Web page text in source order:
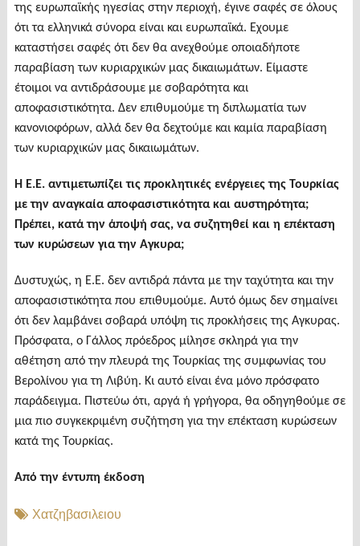
της ευρωπαϊκής ηγεσίας στην περιοχή, έγινε σαφές σε όλους
ότι τα ελληνικά σύνορα είναι και ευρωπαϊκά. Eχουμε
καταστήσει σαφές ότι δεν θα ανεχθούμε οποιαδήποτε
παραβίαση των κυριαρχικών μας δικαιωμάτων. Είμαστε
έτοιμοι να αντιδράσουμε με σοβαρότητα και
αποφασιστικότητα. Δεν επιθυμούμε τη διπλωματία των
κανονιοφόρων, αλλά δεν θα δεχτούμε και καμία παραβίαση
των κυριαρχικών μας δικαιωμάτων.
Η Ε.Ε. αντιμετωπίζει τις προκλητικές ενέργειες της Τουρκίας
με την αναγκαία αποφασιστικότητα και αυστηρότητα;
Πρέπει, κατά την άποψή σας, να συζητηθεί και η επέκταση
των κυρώσεων για την Aγκυρα;
Δυστυχώς, η Ε.Ε. δεν αντιδρά πάντα με την ταχύτητα και την
αποφασιστικότητα που επιθυμούμε. Αυτό όμως δεν σημαίνει
ότι δεν λαμβάνει σοβαρά υπόψη τις προκλήσεις της Aγκυρας.
Πρόσφατα, ο Γάλλος πρόεδρος μίλησε σκληρά για την
αθέτηση από την πλευρά της Τουρκίας της συμφωνίας του
Βερολίνου για τη Λιβύη. Κι αυτό είναι ένα μόνο πρόσφατο
παράδειγμα. Πιστεύω ότι, αργά ή γρήγορα, θα οδηγηθούμε σε
μια πιο συγκεκριμένη συζήτηση για την επέκταση κυρώσεων
κατά της Τουρκίας.
Από την έντυπη έκδοση
Χατζηβασιλειου